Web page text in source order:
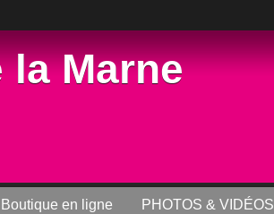
Marne
Boutique en ligne PHOTOS & VIDÉOS